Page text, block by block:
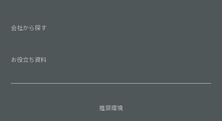
会社から探す
お役立ち資料
推奨環境